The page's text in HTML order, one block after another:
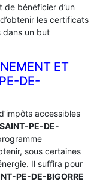
de bénéficier d’un
les certificats
dans un but
ET
DE-
accessibles
PE-DE-
sous certaines
Il suffira pour
PE-DE-BIGORRE